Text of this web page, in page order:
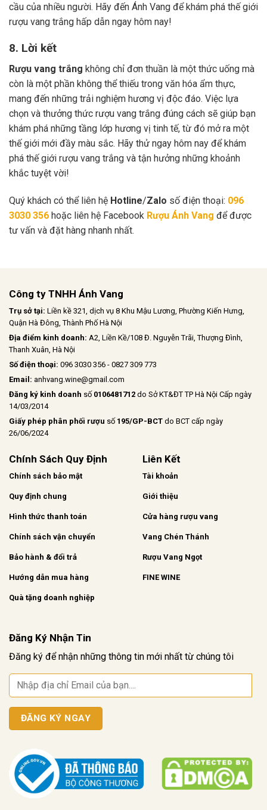
cầu của nhiều người. Hãy đến Ánh Vang để khám phá thế giới
rượu vang trắng hấp dẫn ngay hôm nay!
8. Lời kết
Rượu vang trắng không chỉ đơn thuần là một thức uống mà
còn là một phần không thể thiếu trong văn hóa ẩm thực,
mang đến những trải nghiệm hương vị độc đáo. Việc lựa
chọn và thưởng thức rượu vang trắng đúng cách sẽ giúp bạn
khám phá những tầng lớp hương vị tinh tế, từ đó mở ra một
thế giới mới đầy màu sắc. Hãy thử ngay hôm nay để khám
phá thế giới rượu vang trắng và tận hưởng những khoảnh
khắc tuyệt vời!
Quý khách có thể liên hệ Hotline/Zalo số điện thoại: 096
3030 356 hoặc liên hệ Facebook Rượu Ánh Vang để được
tư vấn và đặt hàng nhanh nhất.
Công ty TNHH Ánh Vang
Trụ sở tại: Liền kề 321, dịch vụ 8 Khu Mậu Lương, Phường Kiến Hưng,
Quận Hà Đông, Thành Phố Hà Nội
Địa điểm kinh doanh: A2, Liền Kề/108 Đ. Nguyễn Trãi, Thượng Đình,
Thanh Xuân, Hà Nội
Số điện thoại: 096 3030 356 - 0827 309 773
Email: anhvang.wine@gmail.com
Đăng ký kinh doanh số 0106481712 do Sở KT&ĐT TP Hà Nội Cấp ngày
14/03/2014
Giấy phép phân phối rượu số 195/GP-BCT do BCT cấp ngày
26/06/2024
Chính Sách Quy Định
Chính sách bảo mật
Quy định chung
Hình thức thanh toán
Chính sách vận chuyển
Bảo hành & đổi trả
Hướng dẫn mua hàng
Quà tặng doanh nghiệp
Liên Kết
Tài khoản
Giới thiệu
Cửa hàng rượu vang
Vang Chén Thánh
Rượu Vang Ngọt
FINE WINE
Đăng Ký Nhận Tin
Đăng ký để nhận những thông tin mới nhất từ chúng tôi